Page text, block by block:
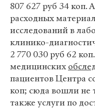
807 627 руб 34 коп.
расходных
исследований в
клинико-
2 770 030 руб 62
медицинских
пациентов Центра
коп; сюда вошли не
также услуги по